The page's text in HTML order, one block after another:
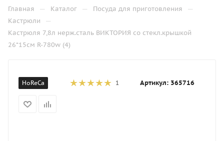
Главная — Каталог — Посуда для приготовления —
Кастрюли —
Кастрюля 7,8л нерж.сталь ВИКТОРИЯ со стекл.крышкой
26*15см R-780w (4)
HoReCa 1 Артикул: 365716